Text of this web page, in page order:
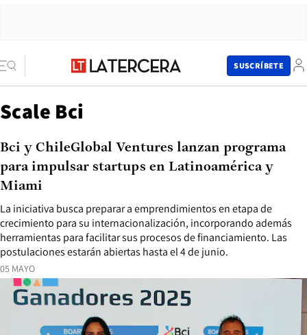
SUSCRÍBETE
Scale Bci
05 MAYO
La iniciativa busca preparar a emprendimientos en etapa de
crecimiento para su internacionalización, incorporando además
herramientas para facilitar sus procesos de financiamiento. Las
postulaciones estarán abiertas hasta el 4 de junio.
Bci y ChileGlobal Ventures lanzan programa
para impulsar startups en Latinoamérica y
Miami